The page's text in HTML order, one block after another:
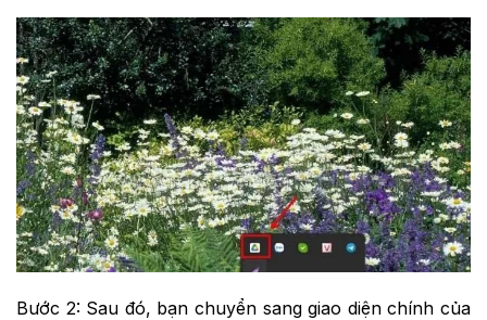
Bước 2: Sau đó, bạn chuyển sang giao diện chính của